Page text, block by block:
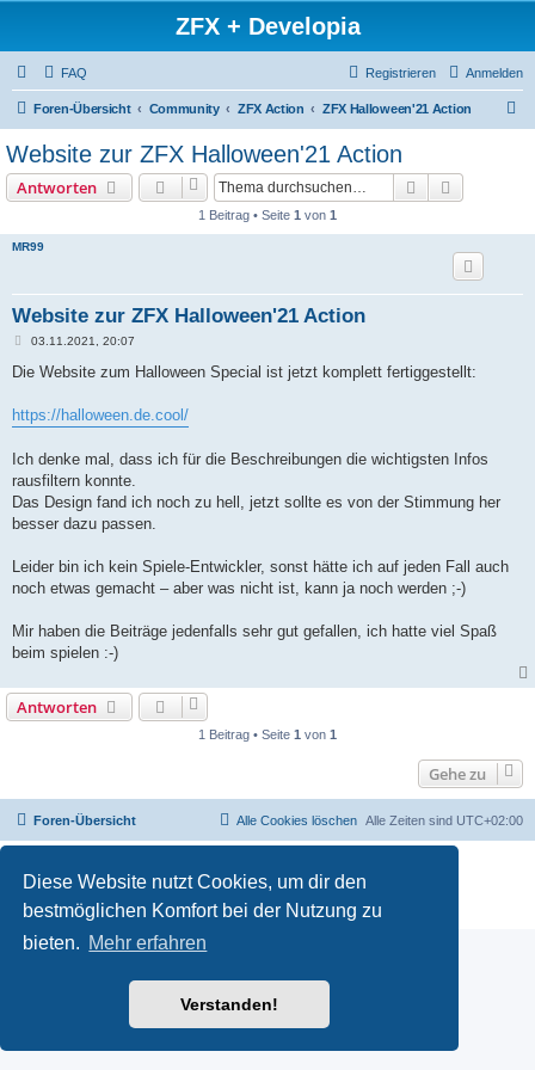
Diese Website nutzt Cookies, um dir den
bestmöglichen Komfort bei der Nutzung zu
bieten. Mehr erfahren
Verstanden!
ZFX + Developia
FAQ Anmelden
Registrieren
Foren-Übersicht Community ZFX Action ZFX Halloween'21 Action
Website zur ZFX Halloween'21 Action
Antworten Suche
1 Beitrag • Seite 1 von 1
MR99
Website zur ZFX Halloween'21 Action
B
i
a
g
03.11.2021, 20:07
Die Website zum Halloween Special ist jetzt komplett fertiggestellt:
https://halloween.de.cool/
Ich denke mal, dass ich für die Beschreibungen die wichtigsten Infos
rausfiltern konnte.
Das Design fand ich noch zu hell, jetzt sollte es von der Stimmung her
besser dazu passen.
Leider bin ich kein Spiele-Entwickler, sonst hätte ich auf jeden Fall auch
noch etwas gemacht – aber was nicht ist, kann ja noch werden ;-)
Mir haben die Beiträge jedenfalls sehr gut gefallen, ich hatte viel Spaß
beim spielen :-)
Antworten
1 Beitrag • Seite 1 von 1
Gehe zu
Foren-Übersicht Alle Zeiten sind UTC+02:00
Alle Cookies löschen
Deutsche Übersetzung durch
phpBB.de
Datenschutz|Nutzungsbedingungen